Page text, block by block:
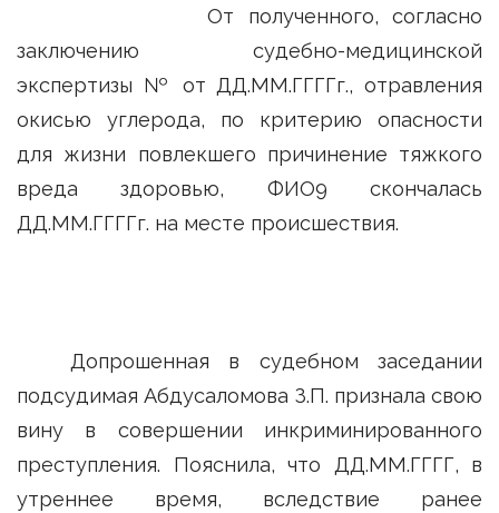
От полученного, согласно
заключению судебно-медицинской
экспертизы № от ДД.ММ.ГГГГг., отравления
окисью углерода, по критерию опасности
для жизни повлекшего причинение тяжкого
вреда здоровью, ФИО9 скончалась
ДД.ММ.ГГГГг. на месте происшествия.
Допрошенная в судебном заседании
подсудимая Абдусаломова З.П. признала свою
вину в совершении инкриминированного
преступления. Пояснила, что ДД.ММ.ГГГГ, в
утреннее время, вследствие ранее